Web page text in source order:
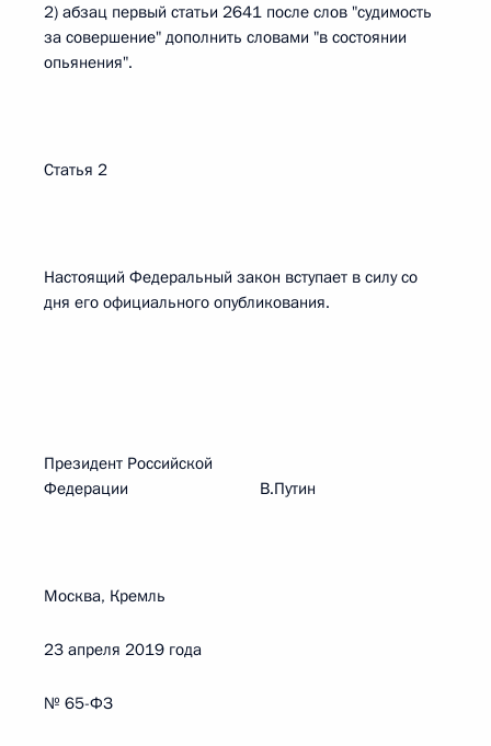
2) абзац первый статьи 2641 после слов "судимость
за совершение" дополнить словами "в состоянии
опьянения".
Статья 2
Настоящий Федеральный закон вступает в силу со
дня его официального опубликования.
Президент Российской
Федерации В.Путин
Москва, Кремль
23 апреля 2019 года
№ 65-ФЗ